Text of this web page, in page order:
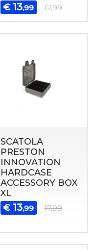
€ 13,99 17,99
SCATOLA
PRESTON
INNOVATION
HARDCASE
ACCESSORY BOX
XL
€ 13,99 17,99